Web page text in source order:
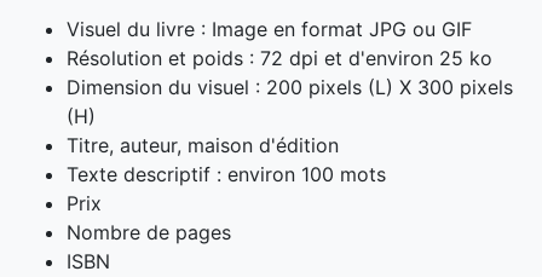
Visuel du livre : Image en format JPG ou GIF
Résolution et poids : 72 dpi et d'environ 25 ko
Dimension du visuel : 200 pixels (L) X 300 pixels
(H)
Titre, auteur, maison d'édition
Texte descriptif : environ 100 mots
Prix
Nombre de pages
ISBN